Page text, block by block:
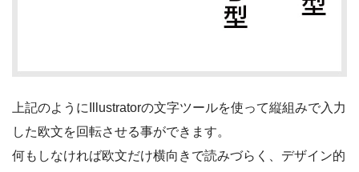
上記のようにIllustratorの文字ツールを使って縦組みで入力
した欧文を回転させる事ができます。
何もしなければ欧文だけ横向きで読みづらく、デザイン的